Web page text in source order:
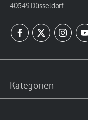
40549 Düsseldorf
Kategorien